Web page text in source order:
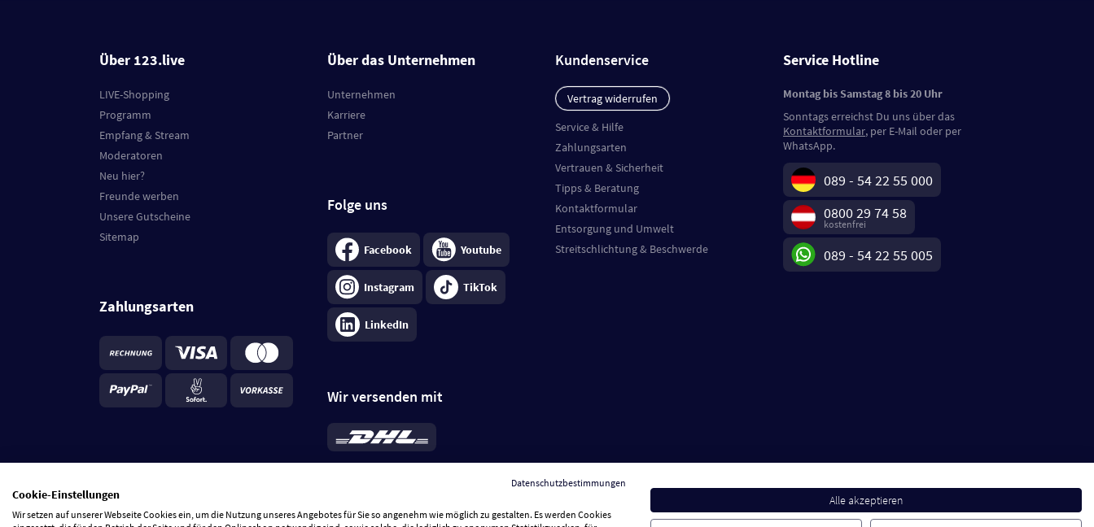
Über 123.live
LIVE-Shopping
Programm
Empfang & Stream
Moderatoren
Neu hier?
Freunde werben
Unsere Gutscheine
Sitemap
Zahlungsarten
Über das Unternehmen
Unternehmen
Karriere
Partner
Folge uns
Facebook Youtube
Instagram TikTok
LinkedIn
Wir versenden mit
*Standard 6,95 €; bei Kühlware zzgl. 0,99 €
je Bestellung, insgesamt 7,94 €. Lieferzeit3-
Kundenservice
Vertrag widerrufen
Service & Hilfe
Zahlungsarten
Vertrauen & Sicherheit
Tipps & Beratung
Kontaktformular
Entsorgung und Umwelt
Streitschlichtung & Beschwerde
Service Hotline
Montag bis Samstag 8 bis 20 Uhr
Sonntags erreichst Du uns über das
Kontaktformular, per E-Mail oder per
WhatsApp.
089 - 54 22 55 000
0800 29 74 58
kostenfrei
089 - 54 22 55 005
Datenschutzbestimmungen
Cookie-Einstellungen
Wir setzen auf unserer Webseite Cookies ein, um die Nutzung unseres Angebotes für Sie so angenehm wie möglich zu gestalten. Es werden Cookies
Alle akzeptieren